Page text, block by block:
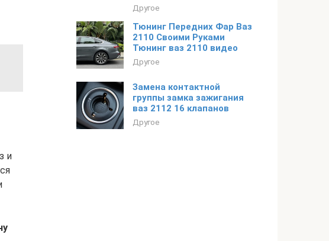
и
Другое
Тюнинг Передних Фар Ваз
2110 Своими Руками
Тюнинг ваз 2110 видео
Другое
Замена контактной
группы замка зажигания
ваз 2112 16 клапанов
Другое